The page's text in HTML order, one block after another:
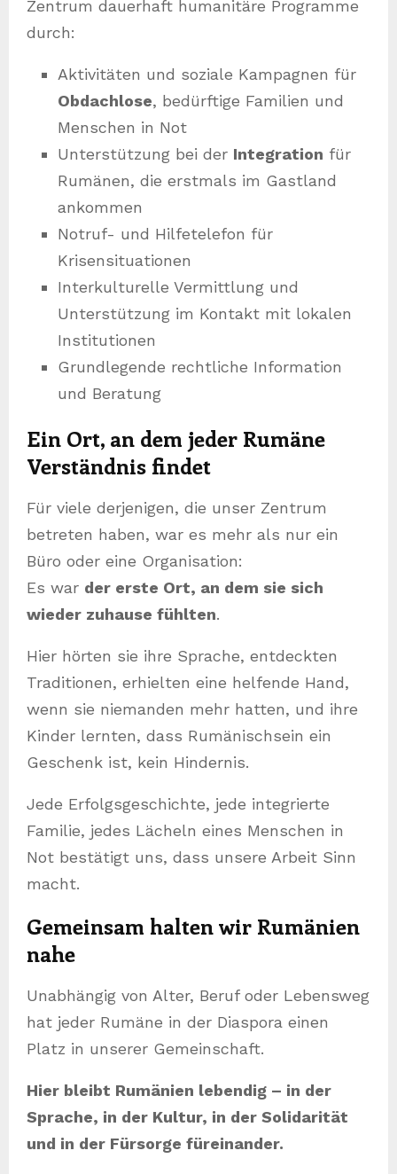
Zentrum dauerhaft humanitäre Programme
durch:
Aktivitäten und soziale Kampagnen für
Obdachlose, bedürftige Familien und
Menschen in Not
Unterstützung bei der Integration für
Rumänen, die erstmals im Gastland
ankommen
Notruf- und Hilfetelefon für
Krisensituationen
Interkulturelle Vermittlung und
Unterstützung im Kontakt mit lokalen
Institutionen
Grundlegende rechtliche Information
und Beratung
Ein Ort, an dem jeder Rumäne
Verständnis findet
Für viele derjenigen, die unser Zentrum
betreten haben, war es mehr als nur ein
Büro oder eine Organisation:
Es war der erste Ort, an dem sie sich
wieder zuhause fühlten.
Hier hörten sie ihre Sprache, entdeckten
Traditionen, erhielten eine helfende Hand,
wenn sie niemanden mehr hatten, und ihre
Kinder lernten, dass Rumänischsein ein
Geschenk ist, kein Hindernis.
Jede Erfolgsgeschichte, jede integrierte
Familie, jedes Lächeln eines Menschen in
Not bestätigt uns, dass unsere Arbeit Sinn
macht.
Gemeinsam halten wir Rumänien
nahe
Unabhängig von Alter, Beruf oder Lebensweg
hat jeder Rumäne in der Diaspora einen
Platz in unserer Gemeinschaft.
Hier bleibt Rumänien lebendig – in der
Sprache, in der Kultur, in der Solidarität
und in der Fürsorge füreinander.